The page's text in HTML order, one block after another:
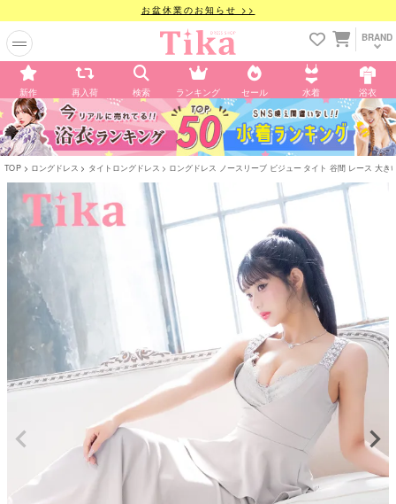
お盆休業のお知らせ >>
BRAND
新作 再入荷 検索 ランキング セール 水着 浴衣
TOP ロングドレス タイトロングドレス ロングドレス ノースリーブ ビジュー タイト 谷間 レース 大